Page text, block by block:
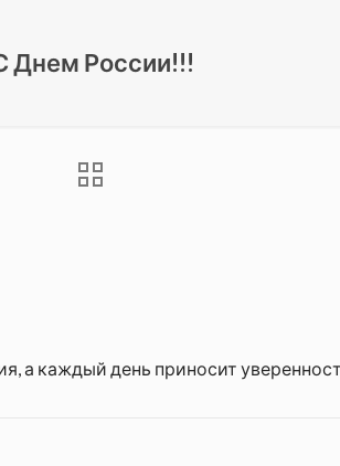
Днем России!!!
а каждый день приносит